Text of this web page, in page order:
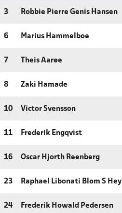
3 Robbie Pierre Genis Hansen
6 Marius Hammelboe
7 Theis Aarøe
8 Zaki Hamade
10 Victor Svensson
11 Frederik Engqvist
16 Oscar Hjorth Reenberg
23 Raphael Libonati Blom S Hey
24 Frederik Howald Pedersen